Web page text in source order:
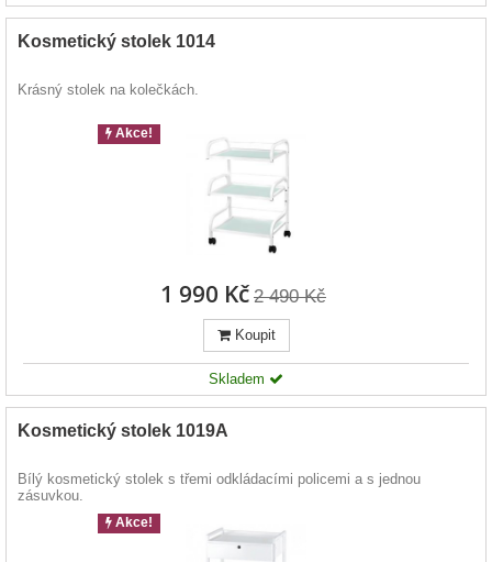
Kosmetický stolek 1014
Krásný stolek na kolečkách.
Akce!
1 990 Kč 2 490 Kč
Koupit
Skladem
Kosmetický stolek 1019A
Bílý kosmetický stolek s třemi odkládacími policemi a s jednou
zásuvkou.
Akce!